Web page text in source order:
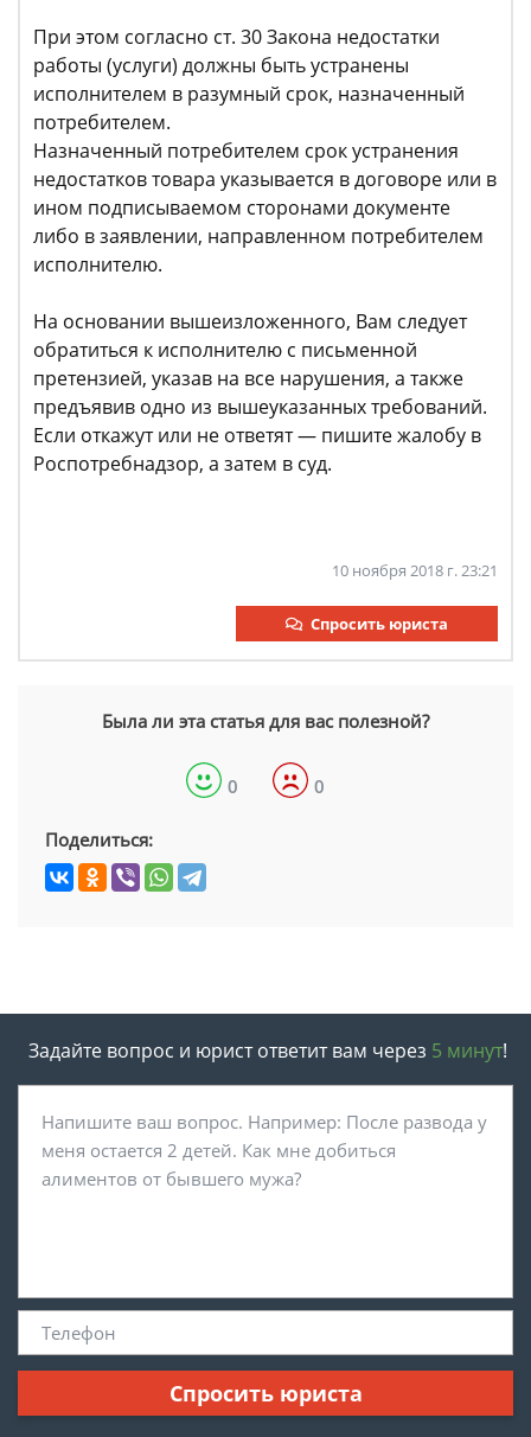
При этом согласно ст. 30 Закона недостатки
работы (услуги) должны быть устранены
исполнителем в разумный срок, назначенный
потребителем.
Назначенный потребителем срок устранения
недостатков товара указывается в договоре или в
ином подписываемом сторонами документе
либо в заявлении, направленном потребителем
исполнителю.
На основании вышеизложенного, Вам следует
обратиться к исполнителю с письменной
претензией, указав на все нарушения, а также
предъявив одно из вышеуказанных требований.
Если откажут или не ответят — пишите жалобу в
Роспотребнадзор, а затем в суд.
10 ноября 2018 г. 23:21
Спросить юриста
Была ли эта статья для вас полезной?
0 0
Поделиться:
Задайте вопрос и юрист ответит вам через 5 минут!
Спросить юриста